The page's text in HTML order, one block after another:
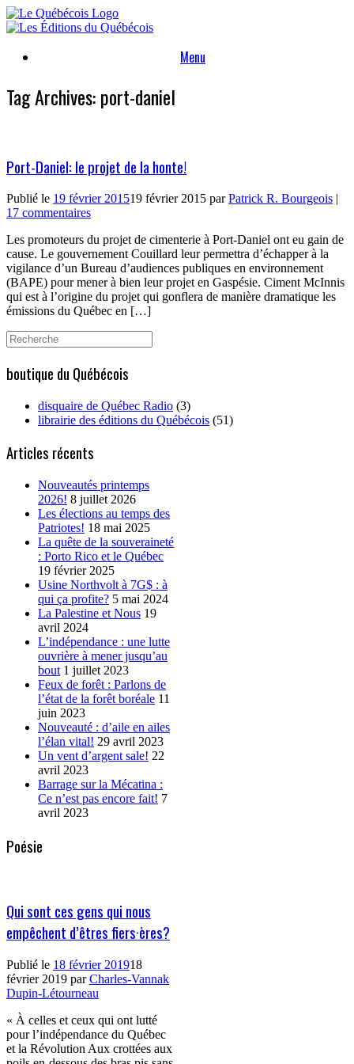
Skip
to
Menu
Tag Archives:port-daniel
Port-Daniel: le projet de la honte!
Publié le 19 février 201519 février 2015 parPatrick R. Bourgeois |
17 commentaires
Les promoteurs du projet de cimenterie à Port-Daniel ont eu gain de
cause. Le gouvernement Couillard leur permettra d’échapper à la
vigilance d’un Bureau d’audiences publiques en environnement
(BAPE) pour mener à bien leur projet en Gaspésie. Ciment McInnis
qui est à l’origine du projet qui gonflera de manière dramatique les
émissions du Québec en […]
Search
for:
boutique du Québécois
disquaire de Québec Radio (3)
librairie des éditions du Québécois (51)
Articles récents
Nouveautés printemps
2026! 8 juillet 2026
Les élections au temps des
Patriotes! 18 mai 2025
La quête de la souveraineté
: Porto Rico et le Québec
19 février 2025
Usine Northvolt à 7G$ : à
qui ça profite? 5 mai 2024
La Palestine et Nous 19
avril 2024
L’indépendance : une lutte
ouvrière à mener jusqu’au
bout 1 juillet 2023
Feux de forêt : Parlons de
l’état de la forêt boréale 11
juin 2023
Nouveauté : d’aile en ailes
l’élan vital! 29 avril 2023
Un vent d’argent sale! 22
avril 2023
Barrage sur la Mécatina :
Ce n’est pas encore fait! 7
avril 2023
Poésie
Qui sont ces gens qui nous
empêchent d’êtres fiers·ères?
Publié le 18 février 201918
février 2019 parCharles-Vannak
Dupin-Létourneau
« À celles et ceux qui ont lutté
pour l’indépendance du Québec
et la Révolution Aux crottées aux